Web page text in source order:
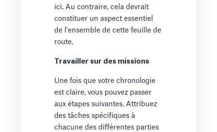
ici. Au contraire, cela devrait
constituer un aspect essentiel
de l'ensemble de cette feuille de
route.
Travailler sur des missions
Une fois que votre chronologie
est claire, vous pouvez passer
aux étapes suivantes. Attribuez
des tâches spécifiques à
chacune des différentes parties